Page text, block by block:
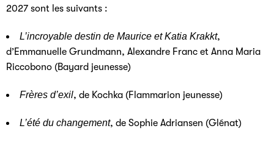
2027 sont les suivants :
L’incroyable destin de Maurice et Katia Krakkt,
d’Emmanuelle Grundmann, Alexandre Franc et Anna Maria
Riccobono (Bayard jeunesse)
Frères d’exil, de Kochka (Flammarion jeunesse)
L’été du changement, de Sophie Adriansen (Glénat)